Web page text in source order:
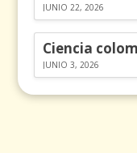
JUNIO 22, 2026
JUNIO 3, 2026